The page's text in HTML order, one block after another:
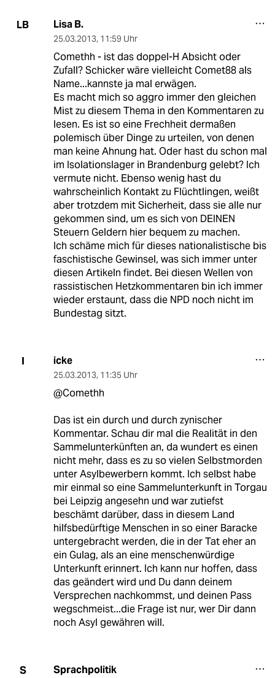
LB Lisa B.
25.03.2013, 11:59 Uhr
Comethh - ist das doppel-H Absicht oder
Zufall? Schicker wäre vielleicht Comet88 als
Name...kannste ja mal erwägen.
Es macht mich so aggro immer den gleichen
Mist zu diesem Thema in den Kommentaren zu
lesen. Es ist so eine Frechheit dermaßen
polemisch über Dinge zu urteilen, von denen
man keine Ahnung hat. Oder hast du schon mal
im Isolationslager in Brandenburg gelebt? Ich
vermute nicht. Ebenso wenig hast du
wahrscheinlich Kontakt zu Flüchtlingen, weißt
aber trotzdem mit Sicherheit, dass sie alle nur
gekommen sind, um es sich von DEINEN
Steuern Geldern hier bequem zu machen.
Ich schäme mich für dieses nationalistische bis
faschistische Gewinsel, was sich immer unter
diesen Artikeln findet. Bei diesen Wellen von
rassistischen Hetzkommentaren bin ich immer
wieder erstaunt, dass die NPD noch nicht im
Bundestag sitzt.
I icke
25.03.2013, 11:35 Uhr
@Comethh
Das ist ein durch und durch zynischer
Kommentar. Schau dir mal die Realität in den
Sammelunterkünften an, da wundert es einen
nicht mehr, dass es zu so vielen Selbstmorden
unter Asylbewerbern kommt. Ich selbst habe
mir einmal so eine Sammelunterkunft in Torgau
bei Leipzig angesehn und war zutiefst
beschämt darüber, dass in diesem Land
hilfsbedürftige Menschen in so einer Baracke
untergebracht werden, die in der Tat eher an
ein Gulag, als an eine menschenwürdige
Unterkunft erinnert. Ich kann nur hoffen, dass
das geändert wird und Du dann deinem
Versprechen nachkommst, und deinen Pass
wegschmeist...die Frage ist nur, wer Dir dann
noch Asyl gewähren will.
S Sprachpolitik